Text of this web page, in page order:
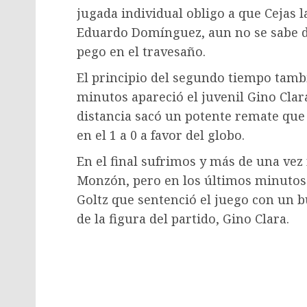
jugada individual obligo a que Cejas
Eduardo Domínguez, aun no se
pego en el travesaño.
El principio del segundo tiempo
minutos apareció el juvenil Gino
distancia sacó un potente remate
en el 1 a 0 a favor del globo.
En el final sufrimos y más de una
Monzón, pero en los últimos
Goltz que sentenció el juego con un
de la figura del partido, Gino Clara.